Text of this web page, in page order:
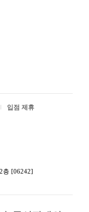
입점 제휴
층 [06242]